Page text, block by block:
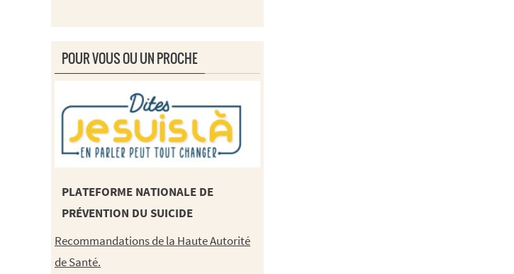
POUR VOUS OU UN PROCHE
PLATEFORME NATIONALE DE
PRÉVENTION DU SUICIDE
Recommandations de la Haute Autorité
de Santé.